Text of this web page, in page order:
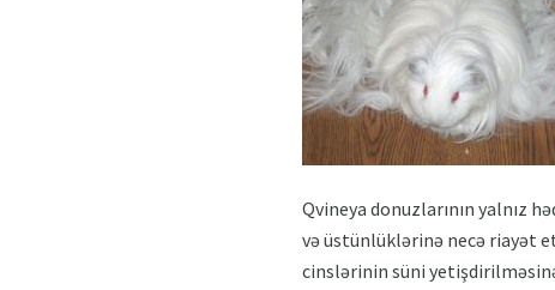
Qvineya donuzlarının yalnız
və üstünlüklərinə necə riayət
cinslərinin süni